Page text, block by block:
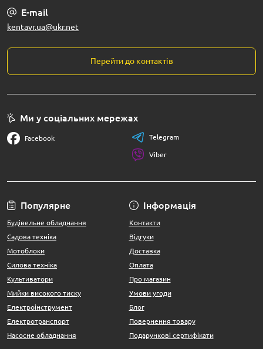
E-mail
kentavr.ua@ukr.net
Перейти до контактів
Популярне
Будівельне обладнання
Садова техніка
Мотоблоки
Силова техніка
Культиватори
Мийки високого тиску
Електроінструмент
Електротранспорт
Насосне обладнання
Інформація
Контакти
Відгуки
Доставка
Оплата
Про магазин
Умови угоди
Блог
Повернення товару
Подарункові сертифікати
Ми у соціальних мережах
Facebook Telegram
Viber